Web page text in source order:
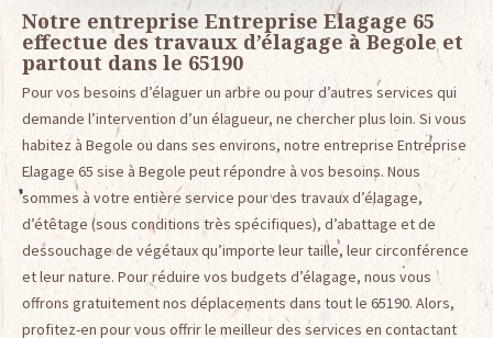
Notre entreprise Entreprise Elagage 65
effectue des travaux d’élagage à Begole et
partout dans le 65190
Pour vos besoins d’élaguer un arbre ou pour d’autres services qui
demande l’intervention d’un élagueur, ne chercher plus loin. Si vous
habitez à Begole ou dans ses environs, notre entreprise Entreprise
Elagage 65 sise à Begole peut répondre à vos besoins. Nous
sommes à votre entière service pour des travaux d’élagage,
d’étêtage (sous conditions très spécifiques), d’abattage et de
dessouchage de végétaux qu’importe leur taille, leur circonférence
et leur nature. Pour réduire vos budgets d’élagage, nous vous
offrons gratuitement nos déplacements dans tout le 65190. Alors,
profitez-en pour vous offrir le meilleur des services en contactant